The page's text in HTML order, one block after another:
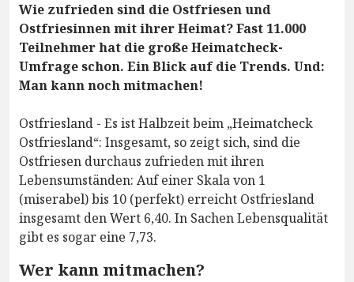
Wie zufrieden sind die Ostfriesen und
Ostfriesinnen mit ihrer Heimat? Fast 11.000
Teilnehmer hat die große Heimatcheck-
Umfrage schon. Ein Blick auf die Trends. Und:
Man kann noch mitmachen!
Ostfriesland - Es ist Halbzeit beim „Heimatcheck
Ostfriesland“: Insgesamt, so zeigt sich, sind die
Ostfriesen durchaus zufrieden mit ihren
Lebensumständen: Auf einer Skala von 1
(miserabel) bis 10 (perfekt) erreicht Ostfriesland
insgesamt den Wert 6,40. In Sachen Lebensqualität
gibt es sogar eine 7,73.
Wer kann mitmachen?